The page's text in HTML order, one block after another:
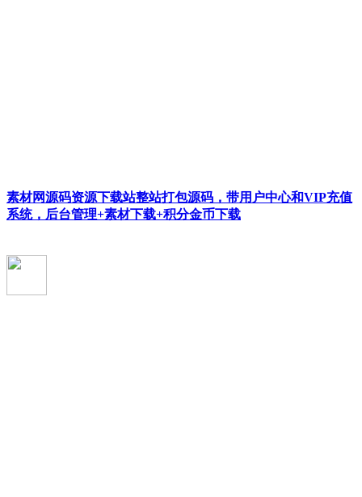
素材网源码资源下载站整站打包源码，带用户中心和VIP充值
系统，后台管理+素材下载+积分金币下载